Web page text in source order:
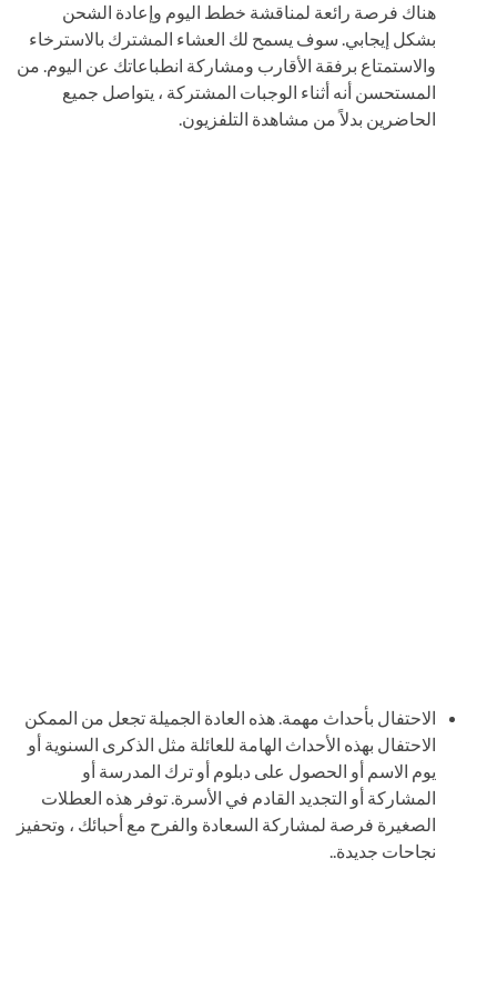
هناك فرصة رائعة لمناقشة خطط اليوم وإعادة الشحن
بشكل إيجابي. سوف يسمح لك العشاء المشترك بالاسترخاء
والاستمتاع برفقة الأقارب ومشاركة انطباعاتك عن اليوم. من
المستحسن أنه أثناء الوجبات المشتركة ، يتواصل جميع
الحاضرين بدلاً من مشاهدة التلفزيون.
الاحتفال بأحداث مهمة. هذه العادة الجميلة تجعل من الممكن
الاحتفال بهذه الأحداث الهامة للعائلة مثل الذكرى السنوية أو
يوم الاسم أو الحصول على دبلوم أو ترك المدرسة أو
المشاركة أو التجديد القادم في الأسرة. توفر هذه العطلات
الصغيرة فرصة لمشاركة السعادة والفرح مع أحبائك ، وتحفيز
نجاحات جديدة..